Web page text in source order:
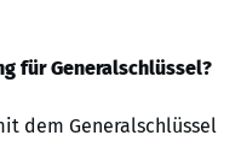
für Generalschlüssel?
dem Generalschlüssel